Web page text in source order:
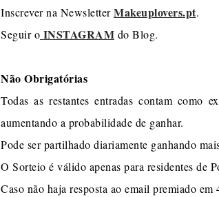
Inscrever na NewsletterMakeuplovers.pt.
Seguir o INSTAGRAM do Blog.
Não Obrigatórias
Todas as restantes entradas contam como
aumentando a probabilidade de ganhar.
Pode ser partilhado diariamente ganhando
O Sorteio é válido apenas para residentes de
Caso não haja resposta ao email premiado